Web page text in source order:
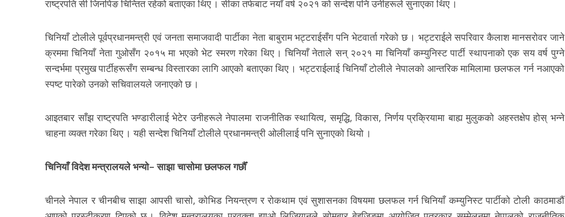
राष्ट्रपति सी जिनपिङ चिन्तित रहेको बताएका थिए । सीका तर्फबाट नयाँ वर्ष २०२१ को सन्देश पनि उनीहरूले सुनाएका थिए ।
चिनियाँ टोलीले पूर्वप्रधानमन्त्री एवं जनता समाजवादी पार्टीका नेता बाबुराम भट्टराईसँग पनि भेटवार्ता गरेको छ । भट्टराईले सपरिवार कैलाश मानसरोवर जाने
क्रममा चिनियाँ नेता गुओसँग २०१५ मा भएको भेट स्मरण गरेका थिए । चिनियाँ नेताले सन् २०२१ मा चिनियाँ कम्युनिस्ट पार्टी स्थापनाको एक सय वर्ष पुग्ने
सन्दर्भमा प्रमुख पार्टीहरूसँग सम्बन्ध विस्तारका लागि आएको बताएका थिए । भट्टराईलाई चिनियाँ टोलीले नेपालको आन्तरिक मामिलामा छलफल गर्न नआएको
स्पष्ट पारेको उनको सचिवालयले जनाएको छ ।
आइतबार साँझ राष्ट्रपति भण्डारीलाई भेटेर उनीहरूले नेपालमा राजनीतिक स्थायित्व, समृद्धि, विकास, निर्णय प्रक्रियामा बाह्य मुलुकको अहस्तक्षेप होस् भन्ने
चाहना व्यक्त गरेका थिए । यही सन्देश चिनियाँ टोलीले प्रधानमन्त्री ओलीलाई पनि सुनाएको थियो ।
चिनियाँ विदेश मन्त्रालयले भन्यो– साझा चासोमा छलफल गर्छौँ
चीनले नेपाल र चीनबीच साझा आपसी चासो, कोभिड नियन्त्रण र रोकथाम एवं सुशासनका विषयमा छलफल गर्न चिनियाँ कम्युनिस्ट पार्टीको टोली काठमाडौं